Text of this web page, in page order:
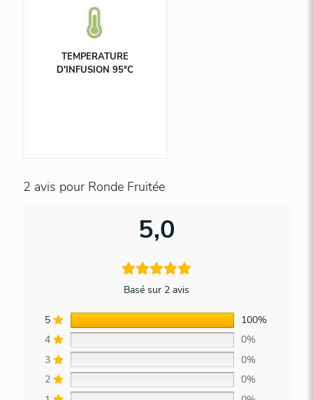
TEMPERATURE
D'INFUSION 95°C
2 avis pour Ronde Fruitée
5,0
Basé sur 2 avis
5
100%
4
0%
3
0%
2
0%